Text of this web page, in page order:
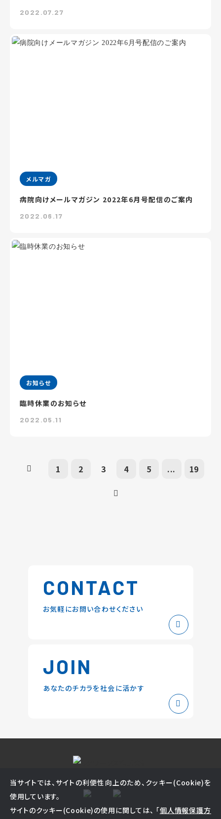
2022.07.27
メルマガ
病院向けメールマガジン 2022年6月号配信のご案内
2022.06.17
お知らせ
臨時休業のお知らせ
2022.05.11
1 2 3 4 5 ... 19
当サイトでは、サイトの利便性向上のため、クッキー(Cookie)を
使用しています。
サイトのクッキー(Cookie)の使用に関しては、 「個人情報保護方
CONTACT
お気軽にお問い合わせください
JOIN
あなたのチカラを社会に活かす